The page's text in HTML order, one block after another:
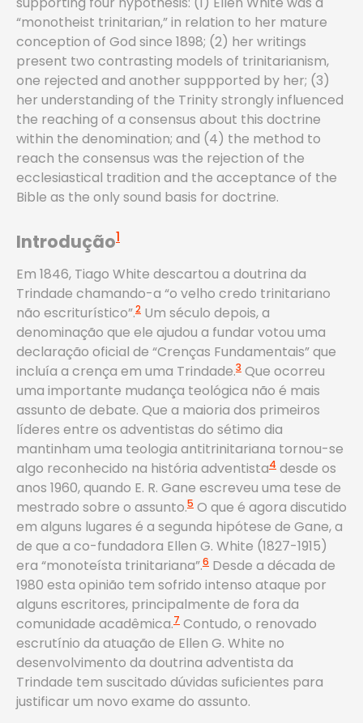
“monotheist trinitarian,” in relation to her mature
conception of God since 1898; (2) her writings
present two contrasting models of trinitarianism,
one rejected and another suppported by her; (3)
her understanding of the Trinity strongly influenced
the reaching of a consensus about this doctrine
within the denomination; and (4) the method to
reach the consensus was the rejection of the
ecclesiastical tradition and the acceptance of the
Bible as the only sound basis for doctrine.
Introdução1
Em 1846, Tiago White descartou a doutrina da
Trindade chamando-a “o velho credo trinitariano
não escriturístico”.2 Um século depois, a
denominação que ele ajudou a fundar votou uma
declaração oficial de “Crenças Fundamentais” que
incluía a crença em uma Trindade.3 Que ocorreu
uma importante mudança teológica não é mais
assunto de debate. Que a maioria dos primeiros
líderes entre os adventistas do sétimo dia
mantinham uma teologia antitrinitariana tornou-se
algo reconhecido na história adventista4 desde os
anos 1960, quando E. R. Gane escreveu uma tese de
mestrado sobre o assunto.5 O que é agora discutido
em alguns lugares é a segunda hipótese de Gane, a
de que a co-fundadora Ellen G. White (1827-1915)
era “monoteísta trinitariana”.6 Desde a década de
1980 esta opinião tem sofrido intenso ataque por
alguns escritores, principalmente de fora da
comunidade acadêmica.7 Contudo, o renovado
escrutínio da atuação de Ellen G. White no
desenvolvimento da doutrina adventista da
Trindade tem suscitado dúvidas suficientes para
justificar um novo exame do assunto.